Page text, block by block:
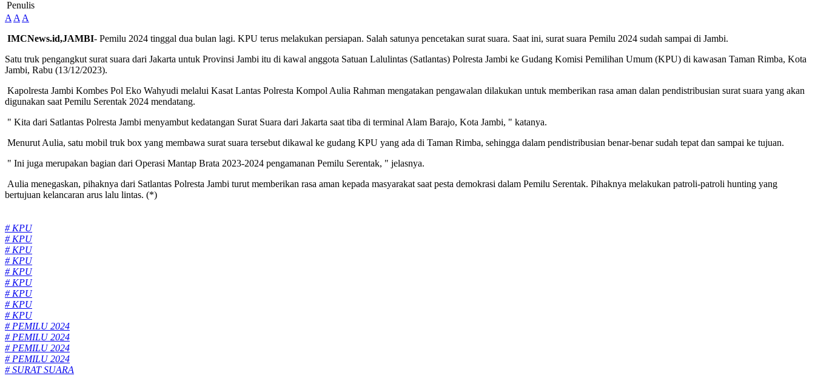
Penulis
A A A
IMCNews.id,JAMBI- Pemilu 2024 tinggal dua bulan lagi. KPU terus melakukan persiapan. Salah satunya pencetakan surat suara. Saat ini, surat suara Pemilu 2024 sudah sampai di Jambi.
Satu truk pengangkut surat suara dari Jakarta untuk Provinsi Jambi itu di kawal anggota Satuan Lalulintas (Satlantas) Polresta Jambi ke Gudang Komisi Pemilihan Umum (KPU) di kawasan Taman Rimba, Kota
Jambi, Rabu (13/12/2023).
Kapolresta Jambi Kombes Pol Eko Wahyudi melalui Kasat Lantas Polresta Kompol Aulia Rahman mengatakan pengawalan dilakukan untuk memberikan rasa aman dalan pendistribusian surat suara yang akan
digunakan saat Pemilu Serentak 2024 mendatang.
" Kita dari Satlantas Polresta Jambi menyambut kedatangan Surat Suara dari Jakarta saat tiba di terminal Alam Barajo, Kota Jambi, " katanya.
Menurut Aulia, satu mobil truk box yang membawa surat suara tersebut dikawal ke gudang KPU yang ada di Taman Rimba, sehingga dalam pendistribusian benar-benar sudah tepat dan sampai ke tujuan.
" Ini juga merupakan bagian dari Operasi Mantap Brata 2023-2024 pengamanan Pemilu Serentak, " jelasnya.
Aulia menegaskan, pihaknya dari Satlantas Polresta Jambi turut memberikan rasa aman kepada masyarakat saat pesta demokrasi dalam Pemilu Serentak. Pihaknya melakukan patroli-patroli hunting yang
bertujuan kelancaran arus lalu lintas. (*)
# KPU
# KPU
# KPU
# KPU
# KPU
# KPU
# KPU
# KPU
# KPU
# PEMILU 2024
# PEMILU 2024
# PEMILU 2024
# PEMILU 2024
# SURAT SUARA